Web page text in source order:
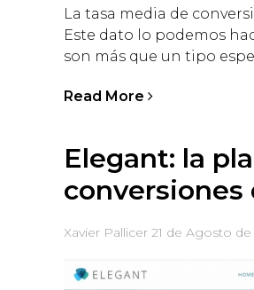
La tasa media de
Este dato lo podemos
son más que un tipo
Read More
Elegant: la
conversiones
Xavier Pallicer 21 de Agosto de